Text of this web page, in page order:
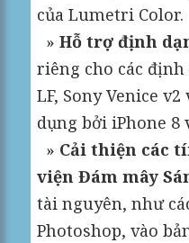
của Lumetri Color.
»Hỗ trợ định
riêng cho các định
LF, Sony Venice v2
dụng bởi iPhone 8
» Cải thiện các
viện Đám mây
tài nguyên, như
Photoshop, vào